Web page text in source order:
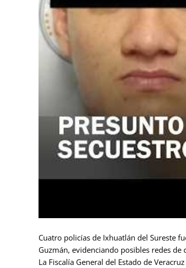
Cuatro policías de Ixhuatlán del Sureste
Guzmán, evidenciando posibles redes de
La Fiscalía General del Estado de